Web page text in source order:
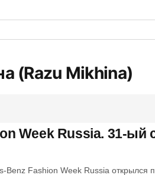
(Razu Mikhina)
Week Russia. 31-ый
Benz Fashion Week Russia открылся